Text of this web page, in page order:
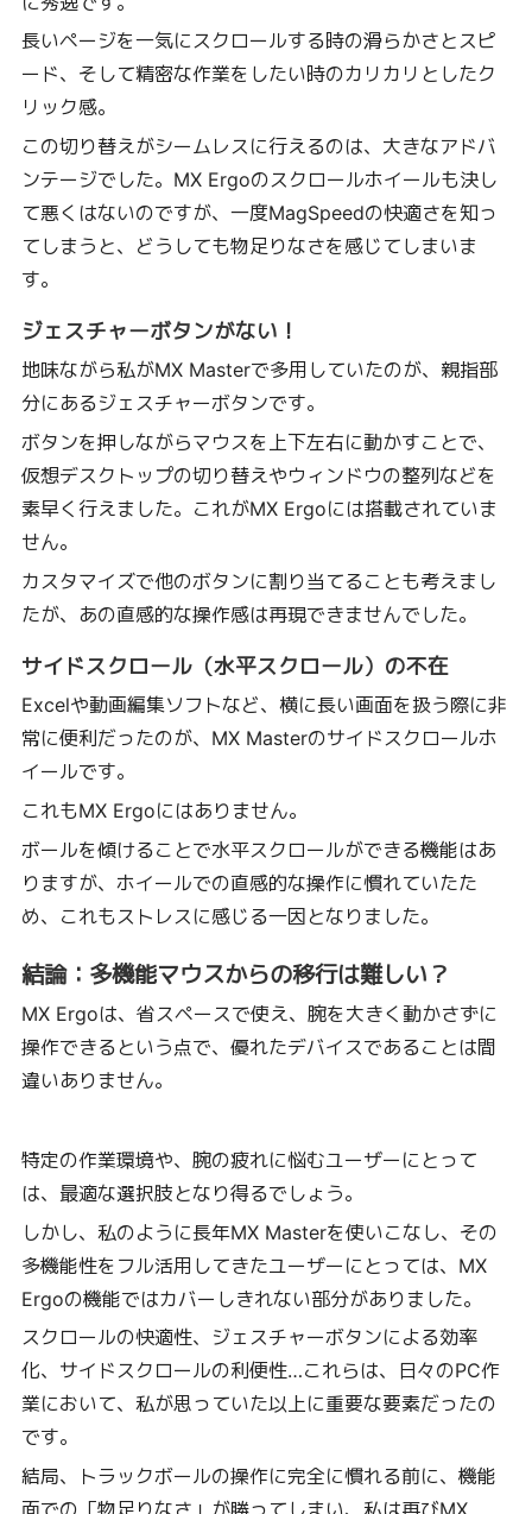
長いページを一気にスクロールする時の滑らかさとスピ
ード、そして精密な作業をしたい時のカリカリとしたク
リック感。
この切り替えがシームレスに行えるのは、大きなアドバ
ンテージでした。MX Ergoのスクロールホイールも決し
て悪くはないのですが、一度MagSpeedの快適さを知っ
てしまうと、どうしても物足りなさを感じてしまいま
す。
ジェスチャーボタンがない！
地味ながら私がMX Masterで多用していたのが、親指部
分にあるジェスチャーボタンです。
ボタンを押しながらマウスを上下左右に動かすことで、
仮想デスクトップの切り替えやウィンドウの整列などを
素早く行えました。これがMX Ergoには搭載されていま
せん。
カスタマイズで他のボタンに割り当てることも考えまし
たが、あの直感的な操作感は再現できませんでした。
サイドスクロール（水平スクロール）の不在
Excelや動画編集ソフトなど、横に長い画面を扱う際に非
常に便利だったのが、MX Masterのサイドスクロールホ
イールです。
これもMX Ergoにはありません。
ボールを傾けることで水平スクロールができる機能はあ
りますが、ホイールでの直感的な操作に慣れていたた
め、これもストレスに感じる一因となりました。
結論：多機能マウスからの移行は難しい？
MX Ergoは、省スペースで使え、腕を大きく動かさずに
操作できるという点で、優れたデバイスであることは間
違いありません。
特定の作業環境や、腕の疲れに悩むユーザーにとって
は、最適な選択肢となり得るでしょう。
しかし、私のように長年MX Masterを使いこなし、その
多機能性をフル活用してきたユーザーにとっては、MX
Ergoの機能ではカバーしきれない部分がありました。
スクロールの快適性、ジェスチャーボタンによる効率
化、サイドスクロールの利便性…これらは、日々のPC作
業において、私が思っていた以上に重要な要素だったの
です。
結局、トラックボールの操作に完全に慣れる前に、機能